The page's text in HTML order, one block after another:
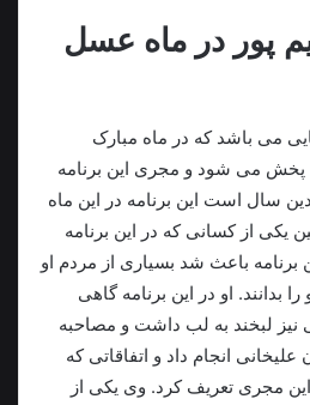
پور در ماه عسل
می باشد که در ماه مبارک
می‌ شود و مجری این برنامه
سال است این برنامه در این ماه
از کسانی که در این برنامه
باعث شد بسیاری از مردم او
او در این برنامه گاهی
لبخند به لب داشت و مصاحبه
انجام داد و اتفاقاتی که
این مجری تعریف کرد. وی یکی از